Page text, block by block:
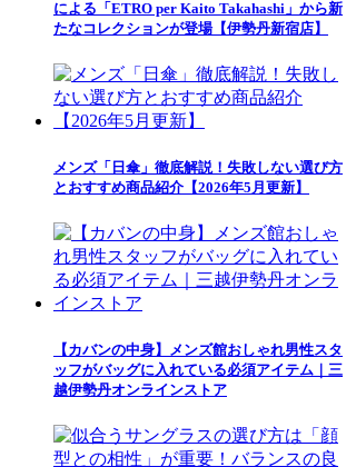
による「ETRO per Kaito Takahashi」から新
たなコレクションが登場【伊勢丹新宿店】
メンズ「日傘」徹底解説！失敗しない選び方
とおすすめ商品紹介【2026年5月更新】
【カバンの中身】メンズ館おしゃれ男性スタ
ッフがバッグに入れている必須アイテム｜三
越伊勢丹オンラインストア